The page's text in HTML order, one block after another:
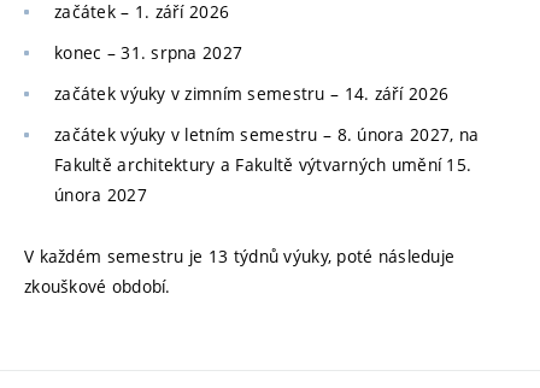
začátek – 1. září 2026
konec –31. srpna 2027
začátek výuky v zimním semestru – 14. září 2026
začátek výuky v letním semestru – 8. února 2027, na
Fakultě architektury a Fakultě výtvarných umění 15.
února 2027
V každém semestru je 13 týdnů výuky, poté následuje
zkouškové období.